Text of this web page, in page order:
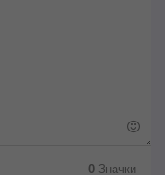
0 Значки